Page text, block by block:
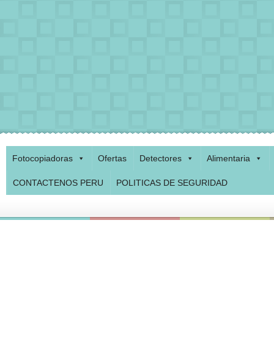
Fotocopiadoras Ofertas Detectores Alimentaria
CONTACTENOS PERU POLITICAS DE SEGURIDAD